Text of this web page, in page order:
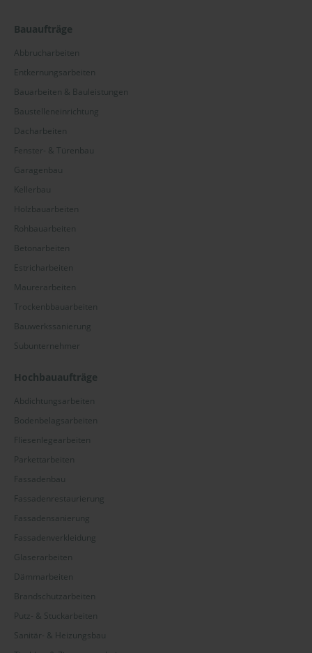
Bauaufträge
Abbrucharbeiten
Entkernungsarbeiten
Bauarbeiten & Bauleistungen
Baustelleneinrichtung
Dacharbeiten
Fenster- & Türenbau
Garagenbau
Kellerbau
Holzbauarbeiten
Rohbauarbeiten
Betonarbeiten
Estricharbeiten
Maurerarbeiten
Trockenbbauarbeiten
Bauwerkssanierung
Subunternehmer
Hochbauaufträge
Abdichtungsarbeiten
Bodenbelagsarbeiten
Fliesenlegearbeiten
Parkettarbeiten
Fassadenbau
Fassadenrestaurierung
Fassadensanierung
Fassadenverkleidung
Glaserarbeiten
Dämmarbeiten
Brandschutzarbeiten
Putz- & Stuckarbeiten
Sanitär- & Heizungsbau